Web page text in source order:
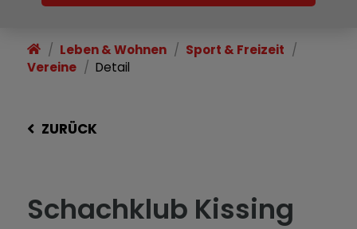
Leben & Wohnen
Sport & Freizeit
Vereine
Detail
ZURÜCK
Schachklub Kissing